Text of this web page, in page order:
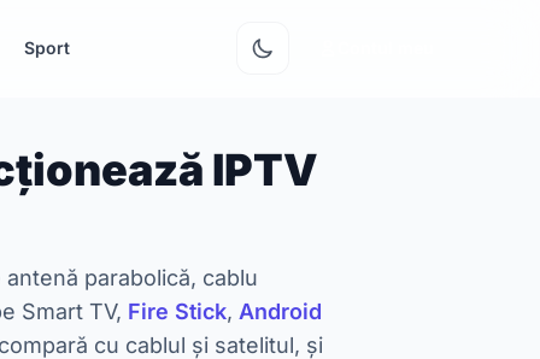
Sport
IPTV
parabolică, cablu
Smart TV, Fire Stick, Android
cu cablul și satelitul, și